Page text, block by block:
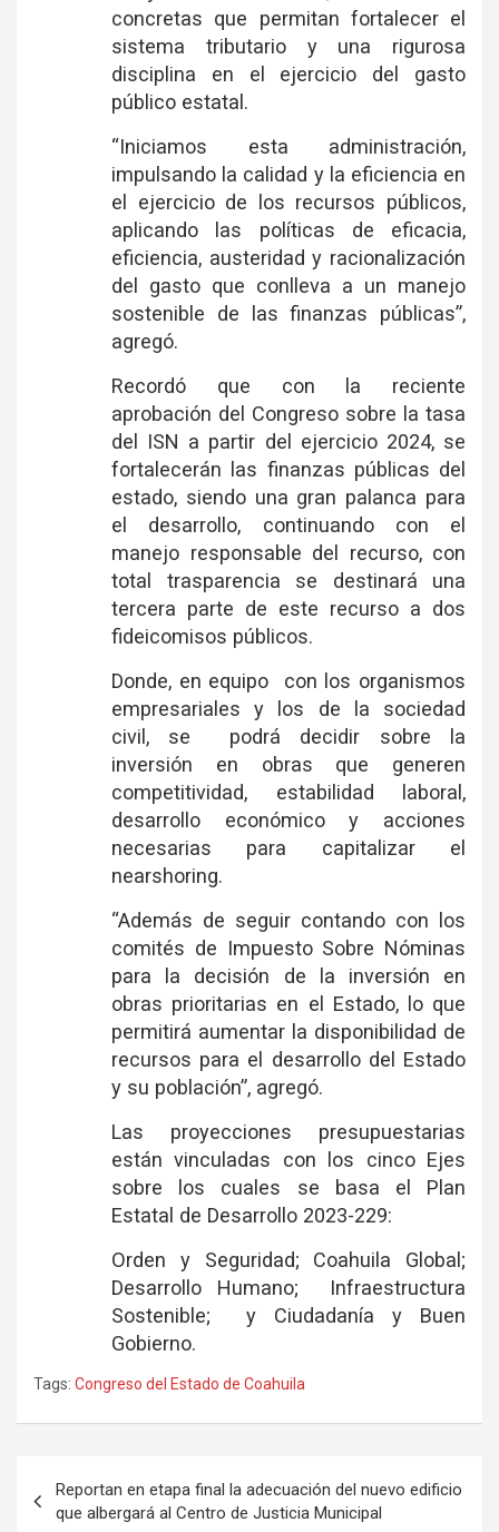
concretas que permitan fortalecer el
sistema tributario y una rigurosa
disciplina en el ejercicio del gasto
público estatal.
“Iniciamos esta administración,
impulsando la calidad y la eficiencia en
el ejercicio de los recursos públicos,
aplicando las políticas de eficacia,
eficiencia, austeridad y racionalización
del gasto que conlleva a un manejo
sostenible de las finanzas públicas”,
agregó.
Recordó que con la reciente
aprobación del Congreso sobre la tasa
del ISN a partir del ejercicio 2024, se
fortalecerán las finanzas públicas del
estado, siendo una gran palanca para
el desarrollo, continuando con el
manejo responsable del recurso, con
total trasparencia se destinará una
tercera parte de este recurso a dos
fideicomisos públicos.
Donde, en equipo con los organismos
empresariales y los de la sociedad
civil, se podrá decidir sobre la
inversión en obras que generen
competitividad, estabilidad laboral,
desarrollo económico y acciones
necesarias para capitalizar el
nearshoring.
“Además de seguir contando con los
comités de Impuesto Sobre Nóminas
para la decisión de la inversión en
obras prioritarias en el Estado, lo que
permitirá aumentar la disponibilidad de
recursos para el desarrollo del Estado
y su población”, agregó.
Las proyecciones presupuestarias
están vinculadas con los cinco Ejes
sobre los cuales se basa el Plan
Estatal de Desarrollo 2023-229:
Orden y Seguridad; Coahuila Global;
Desarrollo Humano; Infraestructura
Sostenible; y Ciudadanía y Buen
Gobierno.
Tags: Congreso del Estado de Coahuila
de
Reportan en etapa final la adecuación del nuevo edificio
que albergará al Centro de Justicia Municipal